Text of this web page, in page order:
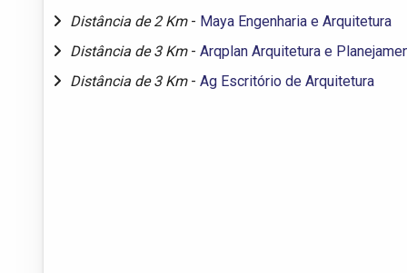
Distância de 2 Km - Maya Engenharia e Arquitetura
Distância de 3 Km - Arqplan Arquitetura e
Distância de 3 Km - Ag Escritório de Arquitetura